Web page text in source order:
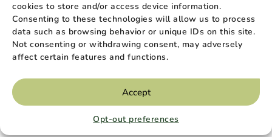
cookies to store and/or access device information.
Consenting to these technologies will allow us to process
data such as browsing behavior or unique IDs on this site.
Not consenting or withdrawing consent, may adversely
affect certain features and functions.
Accept
Opt-out preferences
Elevation professionals go above and beyond in
not only recognizing and acknowledging the
service of veterans but also respecting the
sacrifices made by these individuals. Medical
potential physical and psychological trauma
triggers that may exist during care visits and seek
to eliminate or diminish any discomfort associated